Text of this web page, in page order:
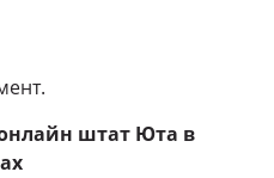
онлайн штат Юта в